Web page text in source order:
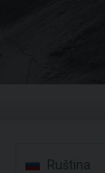
Ruština